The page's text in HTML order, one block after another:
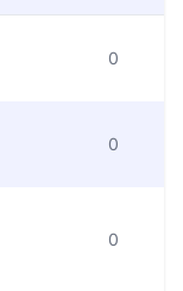
0
0
0